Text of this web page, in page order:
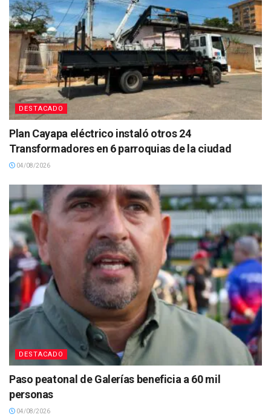
DESTACADO
Plan Cayapa eléctrico instaló otros 24
Transformadores en 6 parroquias de la ciudad
04/08/2026
DESTACADO
Paso peatonal de Galerías beneficia a 60 mil
personas
04/08/2026